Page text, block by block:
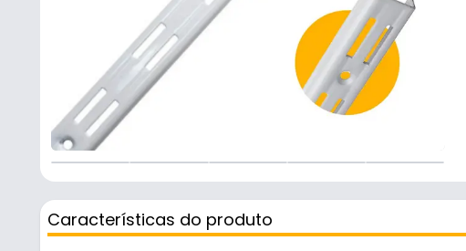
Características do produto